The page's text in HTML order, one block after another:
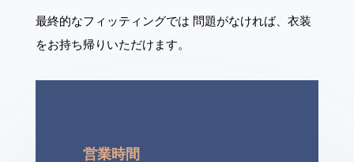
最終的なフィッティングでは 問題がなければ、衣装
をお持ち帰りいただけます。
営業時間